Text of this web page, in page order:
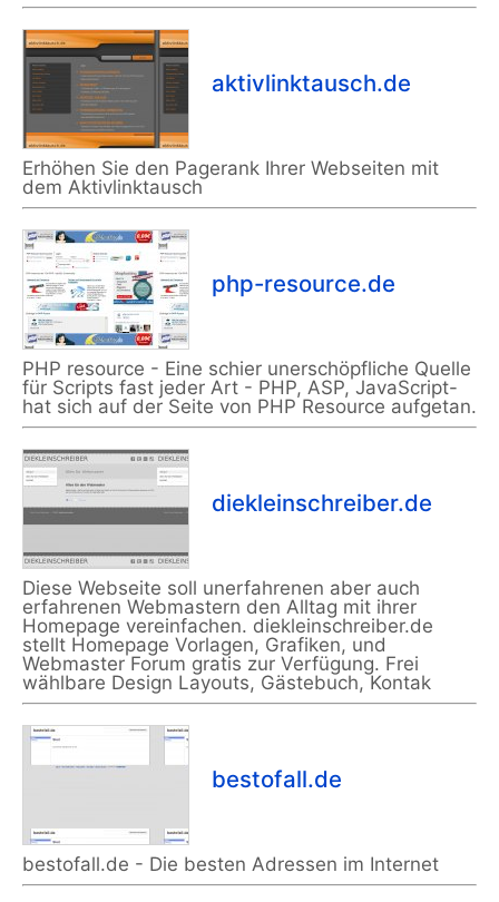
aktivlinktausch.de
Erhöhen Sie den Pagerank Ihrer Webseiten mit
dem Aktivlinktausch
php-resource.de
PHP resource - Eine schier unerschöpfliche Quelle
für Scripts fast jeder Art - PHP, ASP, JavaScript-
hat sich auf der Seite von PHP Resource aufgetan.
diekleinschreiber.de
Diese Webseite soll unerfahrenen aber auch
erfahrenen Webmastern den Alltag mit ihrer
Homepage vereinfachen. diekleinschreiber.de
stellt Homepage Vorlagen, Grafiken, und
Webmaster Forum gratis zur Verfügung. Frei
wählbare Design Layouts, Gästebuch, Kontak
bestofall.de
bestofall.de - Die besten Adressen im Internet